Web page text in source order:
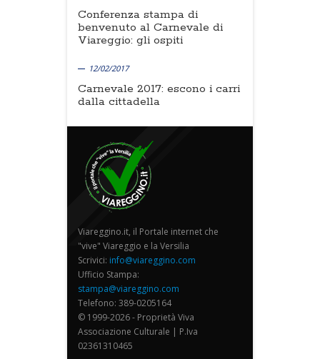
Conferenza stampa di
benvenuto al Carnevale di
Viareggio: gli ospiti
12/02/2017
Carnevale 2017: escono i carri
dalla cittadella
Viareggino.it, il Portale internet che
"vive" Viareggio e la Versilia
Scrivici: info@viareggino.com
Ufficio Stampa:
stampa@viareggino.com
Telefono: 389-0205164
© 1999-2026 - Proprietà Viva
Associazione Culturale | P.Iva
02361310465